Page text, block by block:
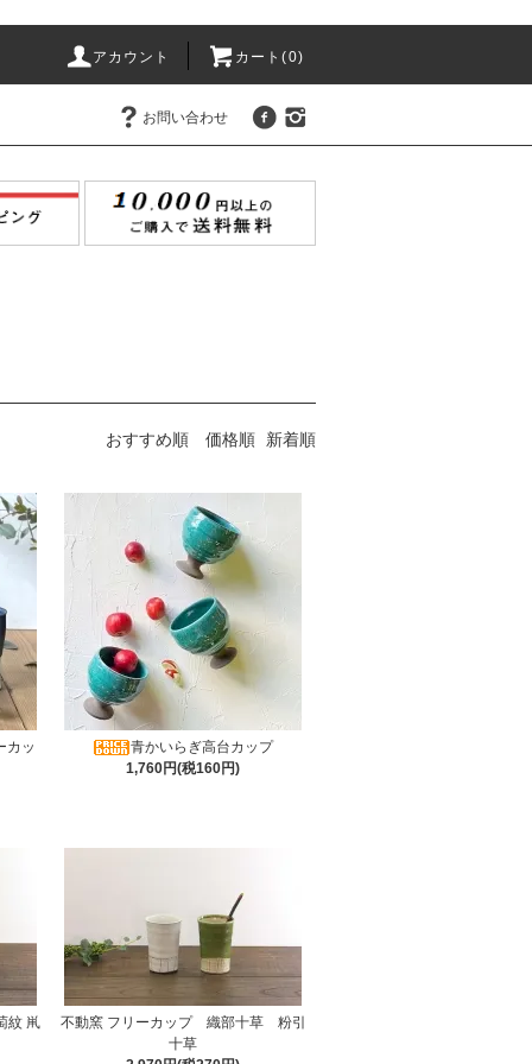
アカウント カート(0)
お問い合わせ
おすすめ順 価格順 新着順
カッ
青かいらぎ高台カップ
1,760円(税160円)
紋 鼡
不動窯 フリーカップ 織部十草 粉引
十草